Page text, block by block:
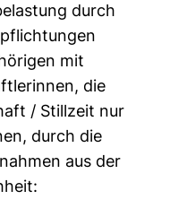
durch
mit
die
/ Stillzeit nur
durch die
aus der